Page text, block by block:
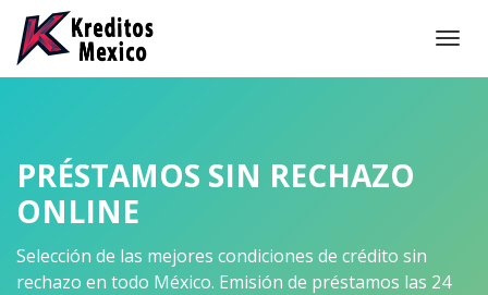
PRÉSTAMOS SIN RECHAZO
ONLINE
Selección de las mejores condiciones de crédito sin
rechazo en todo México. Emisión de préstamos las 24